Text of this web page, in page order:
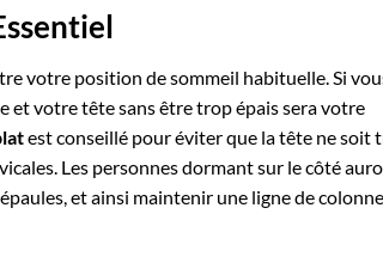
votre position de sommeil habituelle. Si
et votre tête sans être trop épais sera votre
est conseillé pour éviter que la tête ne soit
Les personnes dormant sur le côté
et ainsi maintenir une ligne de colonne